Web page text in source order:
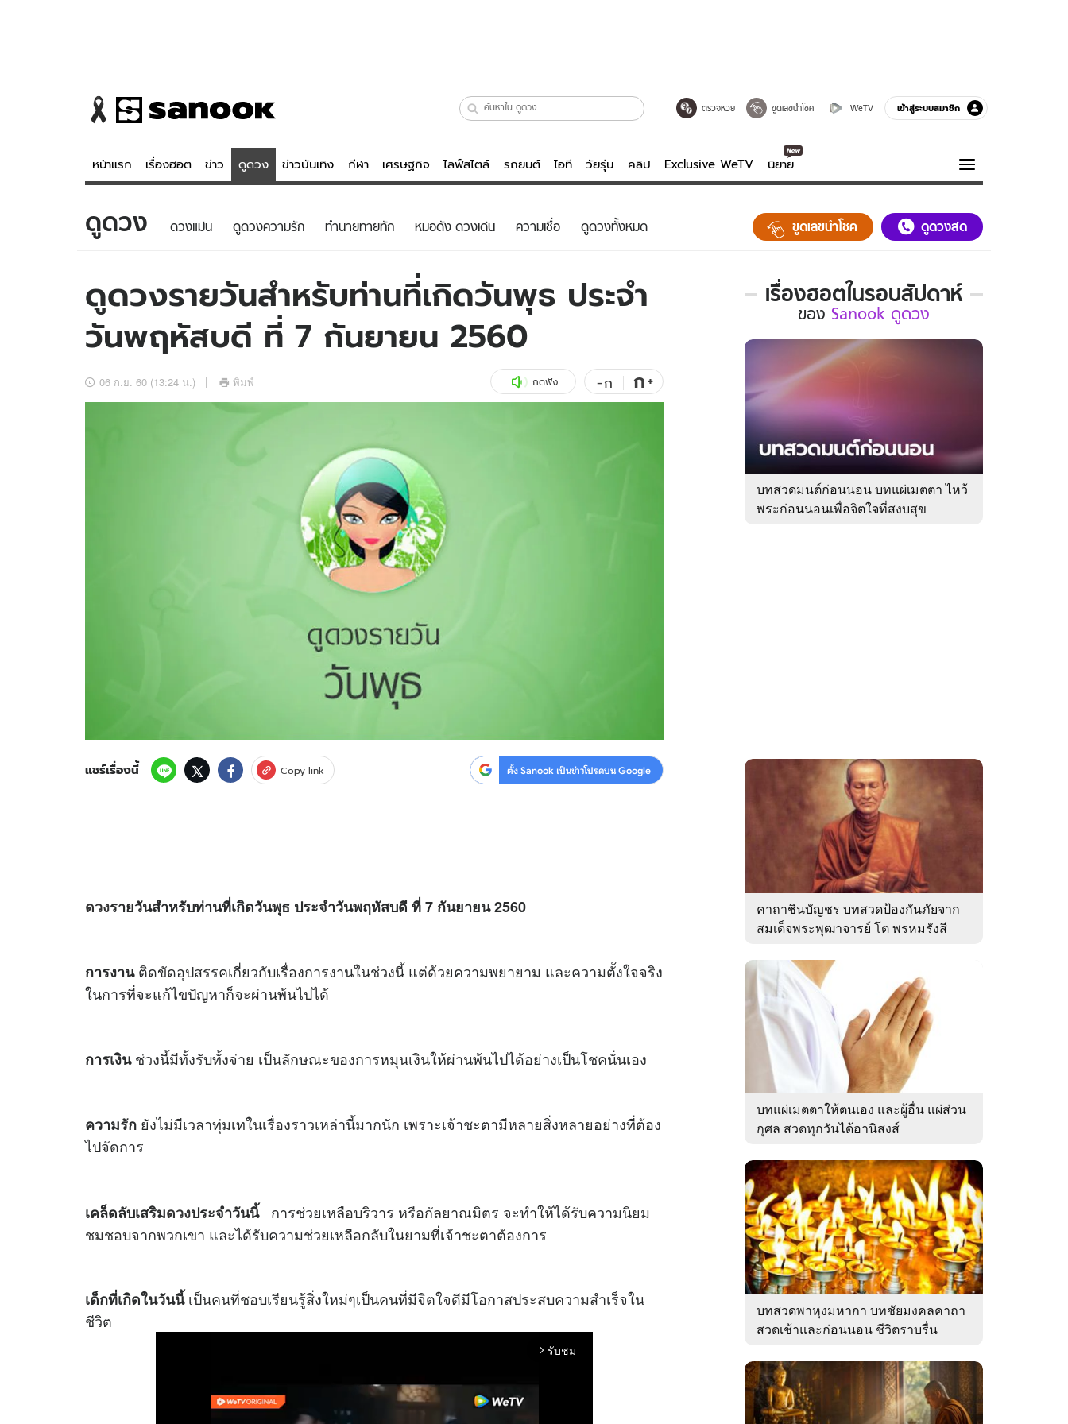
ตรวจหวย ขูดเลขนำโชค WeTV เข้าสู่ระบบสมาชิก
หน้าแรก เรื่องฮอต ข่าว ดูดวง ข่าวบันเทิง กีฬา เศรษฐกิจ ไลฟ์สไตล์ รถยนต์ ไอที วัยรุ่น คลิป Exclusive WeTV นิยาย
ข่าว
ข่าวบันเทิง
ข่าวกีฬา
ข่าวเศรษฐกิจ
อัปเดตจีน
เช็กข่าวชัวร์
ดูดวง - ตรวจหวย
สถิติหวยไทย
หวยลาว
ไลฟ์สไตล์
วัยรุ่น
ไอที
รถยนต์
สุขภาพ
เที่ยว-กิน
ดูทีวี
WeTV
ความรู้รอบตัว
ฮาวทู
ติดตามสนุกโซเชียลได้ที่
ดูดวง ดวงแม่น ดูดวงความรัก ทํานายทายทัก หมอดัง ดวงเด่น ความเชื่อ ดูดวงทั้งหมด ขูดเลขนำโชค ดูดวงสด
ดูดวงรายวันสำหรับท่านที่เกิดวันพุธ ประจำ
วันพฤหัสบดี ที่ 7 กันยายน 2560
06 ก.ย. 60 (13:24 น.) พิมพ์ กดฟัง -ก ก+
แชร์เรื่องนี้ Copy link ตั้ง Sanook เป็นข่าวโปรดบน Google
ดวงรายวันสำหรับท่านที่เกิดวันพุธ ประจำวันพฤหัสบดี ที่ 7 กันยายน 2560
การงานติดขัดอุปสรรคเกี่ยวกับเรื่องการงานในช่วงนี้ แต่ด้วยความพยายาม และความตั้งใจจริง
ในการที่จะแก้ไขปัญหาก็จะผ่านพ้นไปได้
การเงินช่วงนี้มีทั้งรับทั้งจ่าย เป็นลักษณะของการหมุนเงินให้ผ่านพ้นไปได้อย่างเป็นโชคนั่นเอง
ความรัก ยังไม่มีเวลาทุ่มเทในเรื่องราวเหล่านี้มากนัก เพราะเจ้าชะตามีหลายสิ่งหลายอย่างที่ต้อง
ไปจัดการ
เคล็ดลับเสริมดวงประจำวันนี้การช่วยเหลือบริวาร หรือกัลยาณมิตร จะทำให้ได้รับความนิยม
ชมชอบจากพวกเขา และได้รับความช่วยเหลือกลับในยามที่เจ้าชะตาต้องการ
เด็กที่เกิดในวันนี้เป็นคนที่ชอบเรียนรู้สิ่งใหม่ๆเป็นคนที่มีจิตใจดีมีโอกาสประสบความสำเร็จใน
ชีวิต
arrow_forward_ios รับชม
เรื่องฮอตในรอบสัปดาห์
เรื่อง
ใน
รอบ
ของ
Sanook
ดูด
ของ Sanook ดูดวง
บทสวดมนต์ก่อนนอน บทแผ่เมตตา ไหว้
พระก่อนนอนเพื่อจิตใจที่สงบสุข
คาถาชินบัญชร บทสวดป้องกันภัยจาก
สมเด็จพระพุฒาจารย์ โต พรหมรังสี
บทแผ่เมตตาให้ตนเอง และผู้อื่น แผ่ส่วน
กุศล สวดทุกวันได้อานิสงส์
บทสวดพาหุงมหากา บทชัยมงคลคาถา
สวดเช้าและก่อนนอน ชีวิตราบรื่น